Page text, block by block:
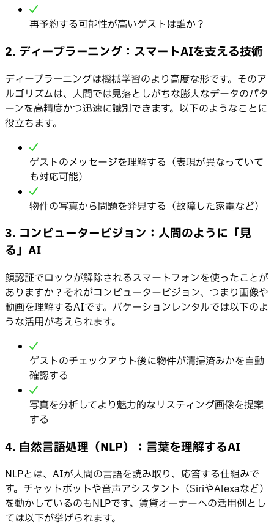
再予約する可能性が高いゲストは誰か？
2. ディープラーニング：スマートAIを支える技術
ディープラーニングは機械学習のより高度な形です。そのア
ルゴリズムは、人間では見落としがちな膨大なデータのパタ
ーンを高精度かつ迅速に識別できます。以下のようなことに
役立ちます。
ゲストのメッセージを理解する（表現が異なっていて
も対応可能）
物件の写真から問題を発見する（故障した家電など）
3. コンピュータービジョン：人間のように「見
る」AI
顔認証でロックが解除されるスマートフォンを使ったことが
ありますか？それがコンピュータービジョン、つまり画像や
動画を理解するAIです。バケーションレンタルでは以下のよ
うな活用が考えられます。
ゲストのチェックアウト後に物件が清掃済みかを自動
確認する
写真を分析してより魅力的なリスティング画像を提案
する
4. 自然言語処理（NLP）：言葉を理解するAI
NLPとは、AIが人間の言語を読み取り、応答する仕組みで
す。チャットボットや音声アシスタント（SiriやAlexaなど）
を動かしているのもNLPです。賃貸オーナーへの活用例とし
ては以下が挙げられます。